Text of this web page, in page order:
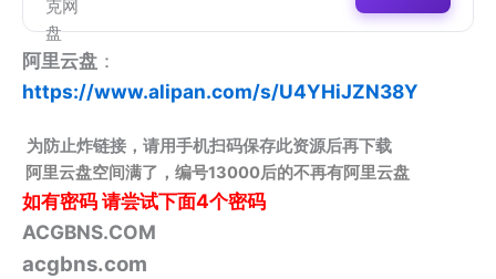
阿里云盘 ：
https://www.alipan.com/s/U4YHiJZN38Y
为防止炸链接，请用手机扫码保存此资源后再下载
阿里云盘空间满了，编号13000后的不再有阿里云盘
如有密码请尝试下面4个密码
ACGBNS.COM
acgbns.com